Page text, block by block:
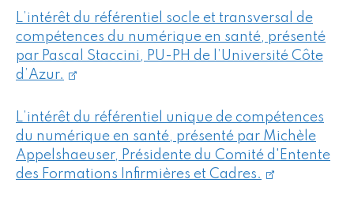
L’intérêt du référentiel socle et transversal de
compétences du numérique en santé, présenté
par Pascal Staccini, PU-PH de l’Université Côte
d’Azur.
L’intérêt du référentiel unique de compétences
du numérique en santé, présenté par Michèle
Appelshaeuser, Présidente du Comité d'Entente
des Formations Infirmières et Cadres.